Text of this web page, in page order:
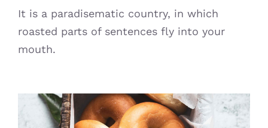
It is a paradisematic country, in which
roasted parts of sentences fly into your
mouth.